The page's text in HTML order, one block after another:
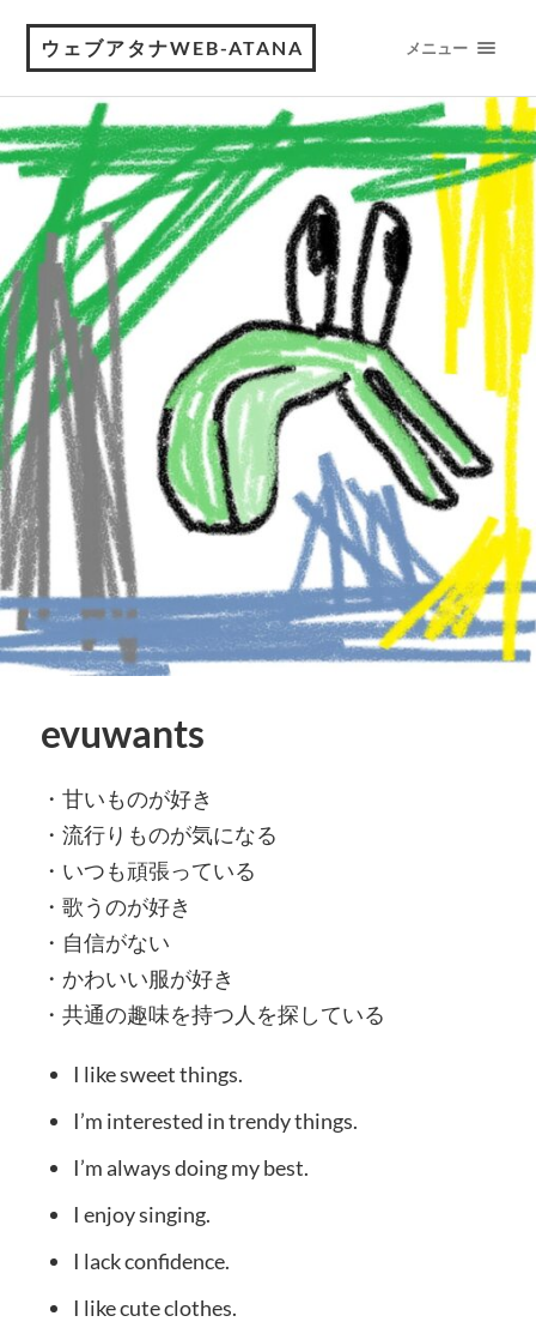
ウェブアタナWEB-ATANA メニュー
evuwants
・甘いものが好き
・流行りものが気になる
・いつも頑張っている
・歌うのが好き
・自信がない
・かわいい服が好き
・共通の趣味を持つ人を探している
I like sweet things.
I’m interested in trendy things.
I’m always doing my best.
I enjoy singing.
I lack confidence.
I like cute clothes.